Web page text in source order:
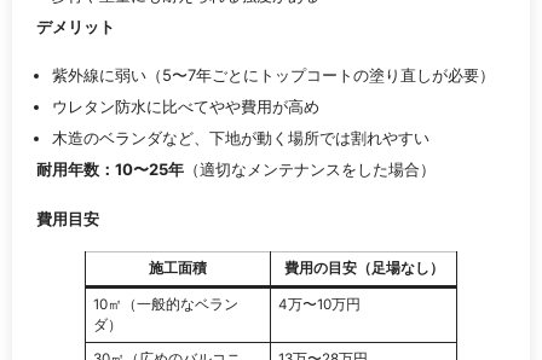
デメリット
紫外線に弱い（5〜7年ごとにトップコートの塗り直しが必要）
ウレタン防水に比べてやや費用が高め
木造のベランダなど、下地が動く場所では割れやすい
耐用年数：10〜25年 （適切なメンテナンスをした場合）
費用目安
施工面積 費用の目安（足場なし）
10㎡（一般的なベラン
ダ）
4万〜10万円